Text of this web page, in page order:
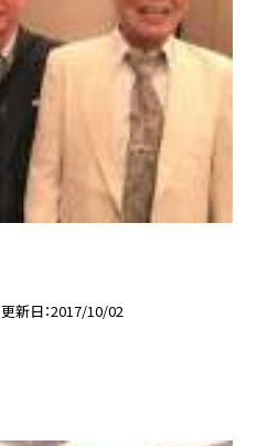
更新日 2017/10/02